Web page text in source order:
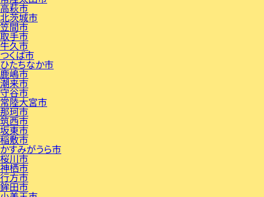
高萩市
北茨城市
笠間市
取手市
牛久市
つくば市
ひたちなか市
鹿嶋市
潮来市
守谷市
常陸大宮市
那珂市
筑西市
坂東市
稲敷市
かすみがうら市
桜川市
神栖市
行方市
鉾田市